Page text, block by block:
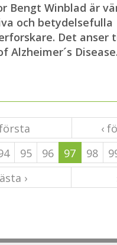
Bengt Winblad är
och betydelsefulla
Det anser
Alzheimer´s Disease.
‹
95 96 97 98
›